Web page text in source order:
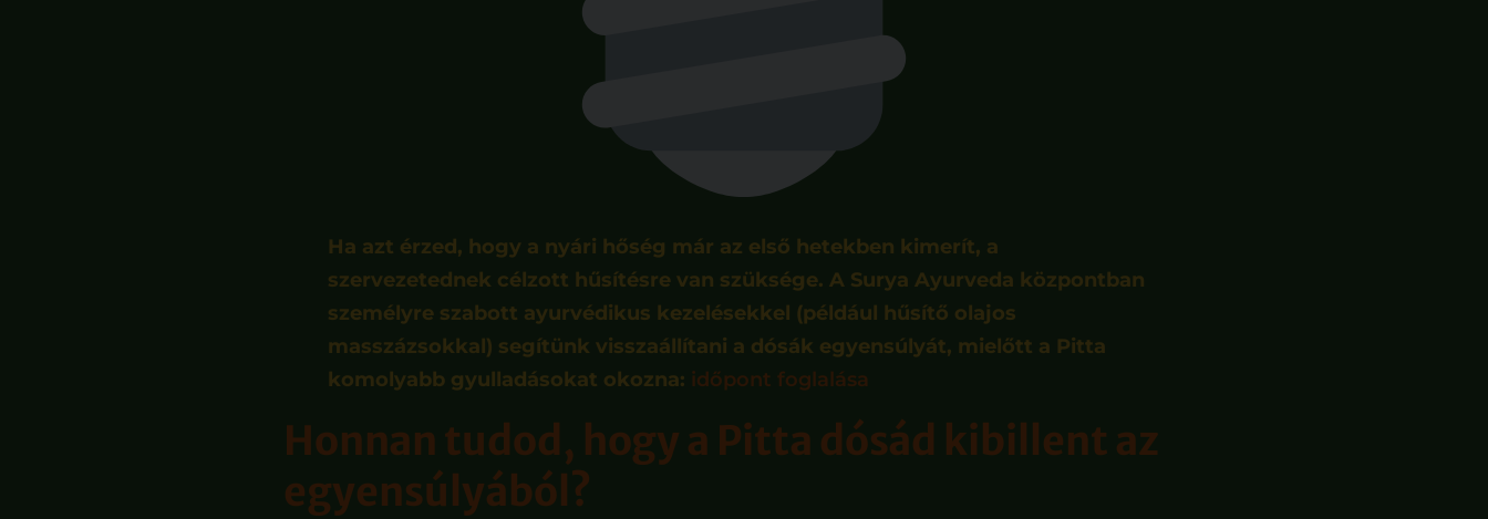
Ha azt érzed, hogy a nyári hőség már az első hetekben kimerít, a
szervezetednek célzott hűsítésre van szüksége. A Surya Ayurveda központban
személyre szabott ayurvédikus kezelésekkel (például hűsítő olajos
masszázsokkal) segítünk visszaállítani a dósák egyensúlyát, mielőtt a Pitta
komolyabb gyulladásokat okozna: időpont foglalása
Honnan tudod, hogy a Pitta dósád kibillent az
egyensúlyából?